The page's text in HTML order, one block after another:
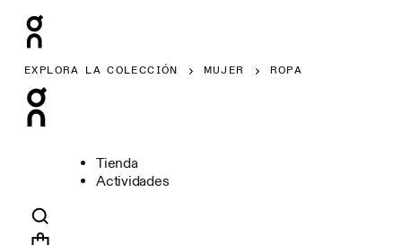
EXPLORA LA COLECCIÓN MUJER ROPA
Tienda
Actividades